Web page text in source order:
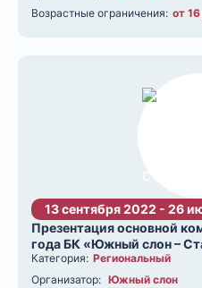
Возрастные ограничения: от
13 сентября 2022 - 26
Презентация основной
года БК «Южный слон –
Категория: Региональный
Организатор: Южный слон